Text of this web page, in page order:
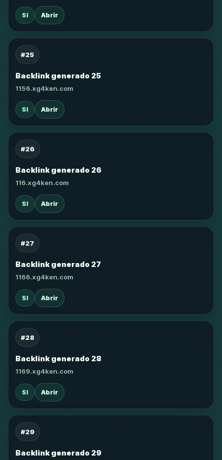
SI Abrir
#25
Backlink generado 25
1156.xg4ken.com
SI Abrir
#26
Backlink generado 26
116.xg4ken.com
SI Abrir
#27
Backlink generado 27
1166.xg4ken.com
SI Abrir
#28
Backlink generado 28
1169.xg4ken.com
SI Abrir
#29
Backlink generado 29